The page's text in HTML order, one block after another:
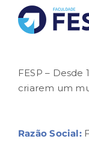
FESP –
criarem um
Razão Social: